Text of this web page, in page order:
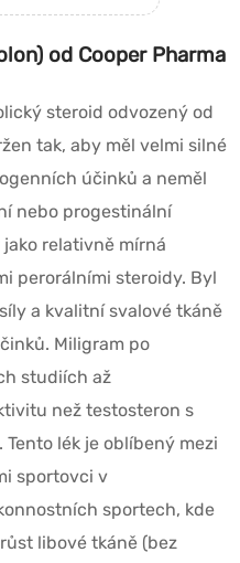
od Cooper Pharma
steroid odvozený od
tak, aby měl velmi silné
účinků a neměl
nebo progestinální
relativně mírná
perorálními steroidy. Byl
a kvalitní svalové tkáně
Miligram po
studiích až
než testosteron s
lék je oblíbený mezi
sportovci v
sportech, kde
libové tkáně (bez